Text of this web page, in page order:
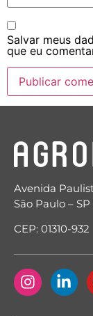
Salvar meus
que eu
Avenida
São Paulo – SP
CEP: 01310-932